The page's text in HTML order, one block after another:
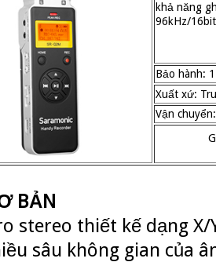
khả năng
96kHz/
Bảo hành:
Xuất xứ:
Vận
BẢN
stereo thiết kế dạng X/
sâu không gian của